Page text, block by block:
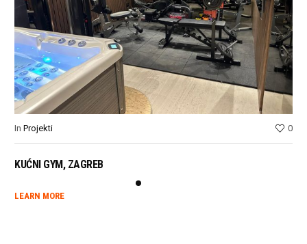
In Projekti 0
KUĆNI GYM, ZAGREB
LEARN MORE